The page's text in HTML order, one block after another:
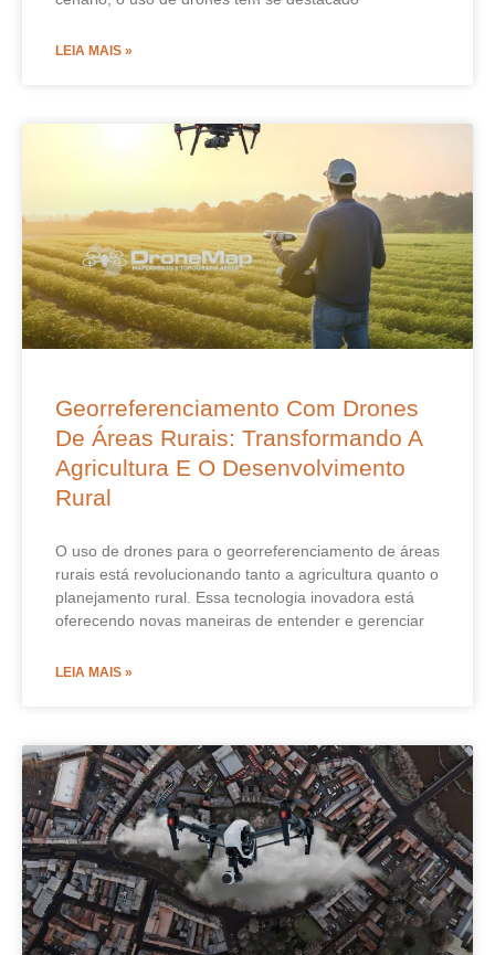
LEIA MAIS »
Georreferenciamento Com Drones
De Áreas Rurais: Transformando A
Agricultura E O Desenvolvimento
Rural
O uso de drones para o georreferenciamento de áreas
rurais está revolucionando tanto a agricultura quanto o
planejamento rural. Essa tecnologia inovadora está
oferecendo novas maneiras de entender e gerenciar
LEIA MAIS »